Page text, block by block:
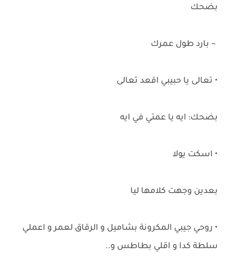
بضحك
~ بارد طول عمرك
• تعالى يا حبيبي اقعد تعالى
بضحك: ايه يا عمتي في ايه
• اسكت يولا
بعدين وجهت كلامها ليا
• روحي جيبي المكرونة بشاميل و الرقاق لعمر و اعملي
سلطة كدا و اقلي بطاطس و..